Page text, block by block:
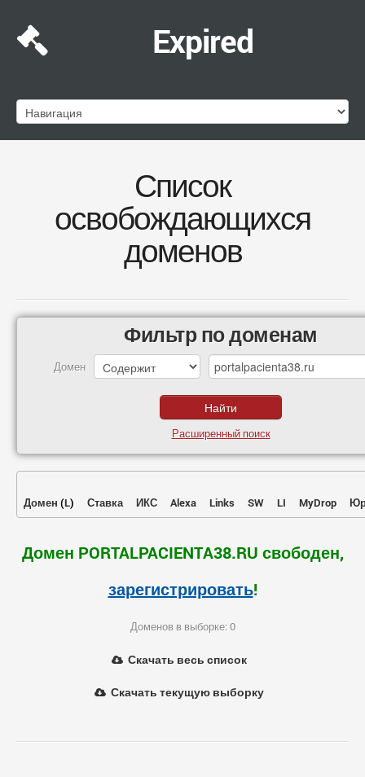
Expired
Список
освобождающихся
доменов
Фильтр по доменам
Домен
Расширенный поиск
Домен (L) Ставка ИКС Alexa Links SW LI MyDrop
Домен PORTALPACIENTA38.RU свободен,
зарегистрировать!
Доменов в выборке: 0
Скачать весь список
Скачать текущую выборку